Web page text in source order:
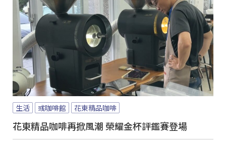
生活 彧咖啡館 花東精品咖啡
花東精品咖啡再掀風潮 榮耀金杯評鑑賽登場